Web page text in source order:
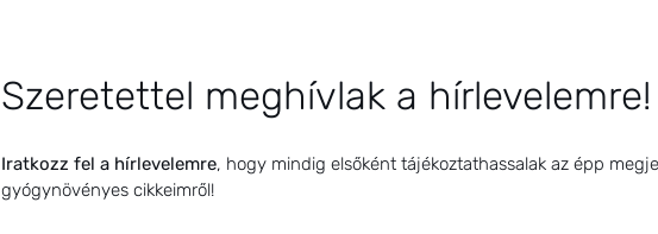
Szeretettel meghívlak a hírlevelemre!
Iratkozz fel a hírlevelemre, hogy mindig elsőként tájékoztathassalak az épp
gyógynövényes cikkeimről!